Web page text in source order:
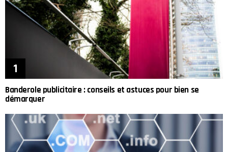
Banderole publicitaire : conseils et astuces pour bien se
démarquer